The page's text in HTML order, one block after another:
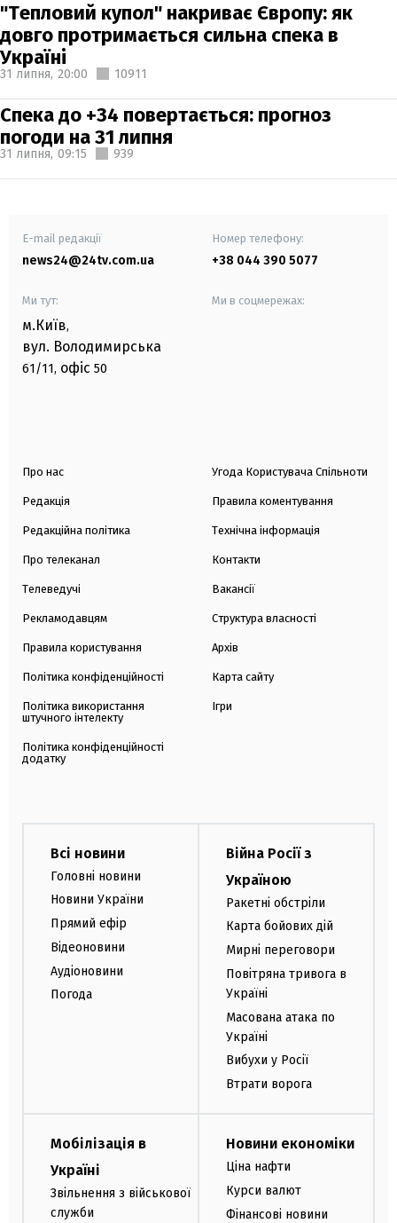
"Тепловий купол" накриває Європу: як
довго протримається сильна спека в
Україні
31 липня, 20:00 10911
Спека до +34 повертається: прогноз
погоди на 31 липня
31 липня, 09:15 939
E-mail редакції
news24@24tv.com.ua
Номер телефону:
+38 044 390 5077
Ми тут:
м.Київ,
вул. Володимирська
61/11, офіс 50
Ми в соцмережах:
Про нас
Редакція
Редакційна політика
Про телеканал
Телеведучі
Рекламодавцям
Правила користування
Політика конфіденційності
Політика використання
штучного інтелекту
Політика конфіденційності
додатку
Угода Користувача Спільноти
Правила коментування
Технічна інформація
Контакти
Вакансії
Структура власності
Архів
Карта сайту
Ігри
Всі новини
Головні новини
Новини України
Прямий ефір
Відеоновини
Аудіоновини
Погода
Війна Росії з
Україною
Ракетні обстріли
Карта бойових дій
Мирні переговори
Повітряна тривога в
Україні
Масована атака по
Україні
Вибухи у Росії
Втрати ворога
Мобілізація в
Україні
Звільнення з військової
служби
Новини економіки
Ціна нафти
Курси валют
Фінансові новини